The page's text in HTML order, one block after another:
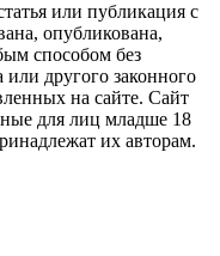
или публикация с
опубликована,
способом без
или другого законного
на сайте. Сайт
для лиц младше 18
их авторам.